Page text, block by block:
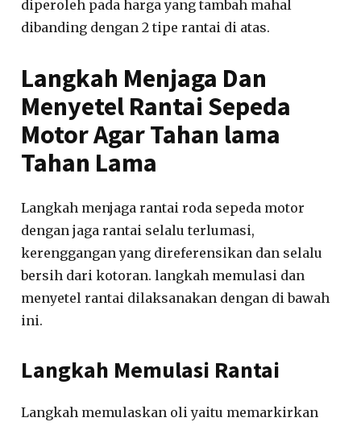
diperoleh pada harga yang tambah mahal
dibanding dengan 2 tipe rantai di atas.
Langkah Menjaga Dan
Menyetel Rantai Sepeda
Motor Agar Tahan lama
Tahan Lama
Langkah menjaga rantai roda sepeda motor
dengan jaga rantai selalu terlumasi,
kerenggangan yang direferensikan dan selalu
bersih dari kotoran. langkah memulasi dan
menyetel rantai dilaksanakan dengan di bawah
ini.
Langkah Memulasi Rantai
Langkah memulaskan oli yaitu memarkirkan